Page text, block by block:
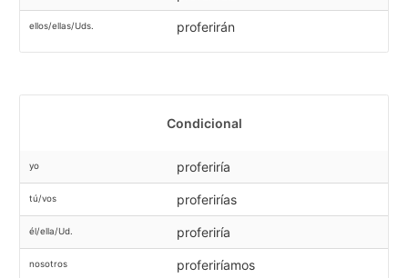
ellos/ellas/Uds. proferirán
Condicional
yo proferiría
tú/vos proferirías
él/ella/Ud. proferiría
nosotros proferiríamos